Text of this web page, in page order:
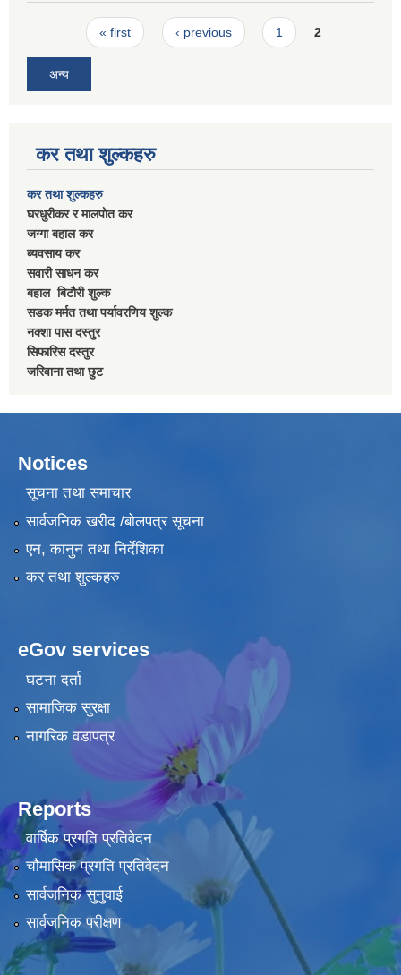
Pages« first ‹ previous 1 2
अन्य
कर तथा शुल्कहरु
कर तथा शुल्कहरु
घरधुरीकर र मालपाेत कर
जग्गा बहाल कर
ब्यवसाय कर
सवारी साधन कर
बहाल बिटाैरी शुल्क
सडक मर्मत तथा पर्यावरणिय शुल्क
नक्शा पास दस्तुर
सिफारिस दस्तुर
जरिवाना तथा छुट
Notices
सूचना तथा समाचार
सार्वजनिक खरीद /बोलपत्र सूचना
एन, कानुन तथा निर्देशिका
कर तथा शुल्कहरु
eGov services
घटना दर्ता
सामाजिक सुरक्षा
नागरिक वडापत्र
Reports
वार्षिक प्रगति प्रतिवेदन
चौमासिक प्रगति प्रतिवेदन
सार्वजनिक सुनुवाई
सार्वजनिक परीक्षण